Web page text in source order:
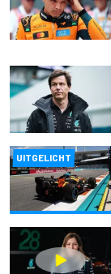
UITGELICHT